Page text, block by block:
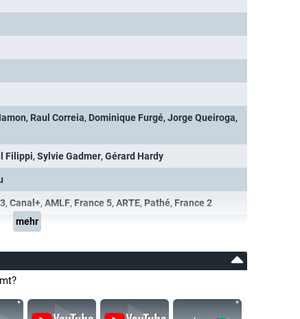
, Raul Correia, Dominique Furgé, Jorge Queiroga,
Filippi, Sylvie Gadmer, Gérard Hardy
, Canal+, AMLF, France 5, ARTE, Pathé, France 2
mehr